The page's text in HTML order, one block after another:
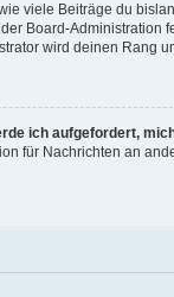
viele Beiträge du
Board-
wird deinen Rang
ich aufgefordert,
für Nachrichten an